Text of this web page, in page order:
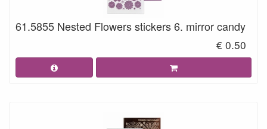
61.5855 Nested Flowers stickers 6. mirror candy
€ 0.50